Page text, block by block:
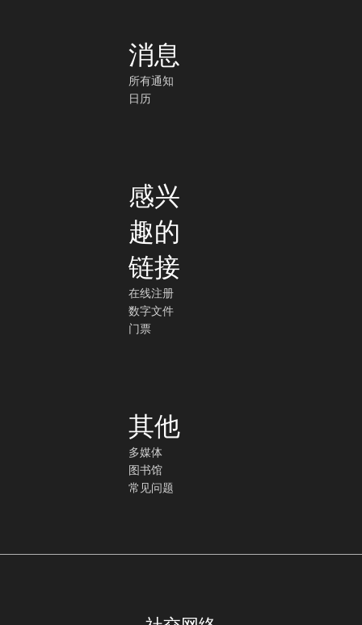
消息
所有通知
日历
感兴
趣的
链接
在线注册
数字文件
门票
其他
多媒体
图书馆
常见问题